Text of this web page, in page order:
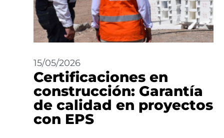
15/05/2026
Certificaciones en
construcción: Garantía
de calidad en proyectos
con EPS